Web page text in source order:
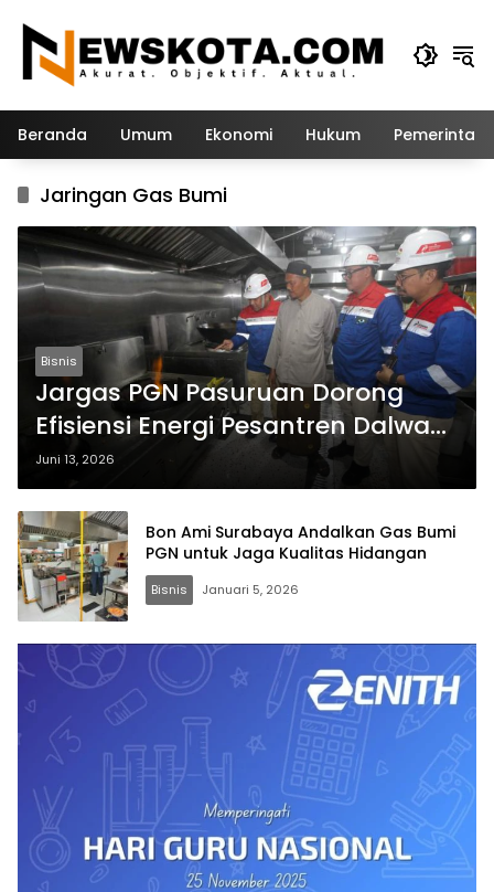
konten
Beranda Umum Ekonomi Hukum
Jaringan Gas Bumi
Bisnis
Jargas PGN Pasuruan Dorong
Efisiensi Energi Pesantren Dalwa
dan Layani Ribuan Santri
Juni 13, 2026
Bon Ami Surabaya Andalkan Gas Bumi
PGN untuk Jaga Kualitas Hidangan
Bisnis Januari 5, 2026